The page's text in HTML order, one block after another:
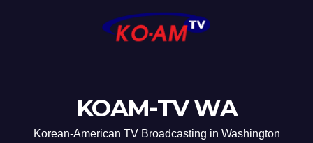
KOAM-TV WA
Korean-American TV Broadcasting in Washington